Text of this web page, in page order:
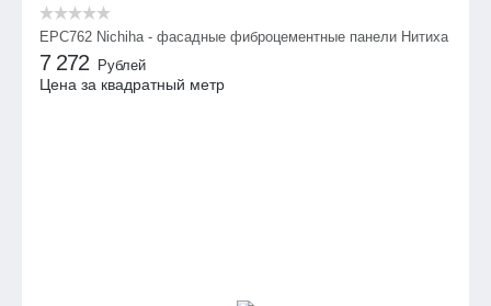
EPC762 Nichiha - фасадные фиброцементные панели Нитиха
7 272 Рублей
Цена за квадратный метр